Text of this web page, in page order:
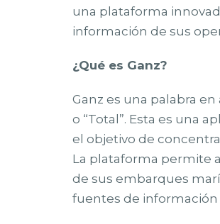
una plataforma
información de sus
¿Qué es Ganz?
Ganz es una palabra
o “Total”. Esta es una
el objetivo de
La plataforma permite
de sus embarques
fuentes de información